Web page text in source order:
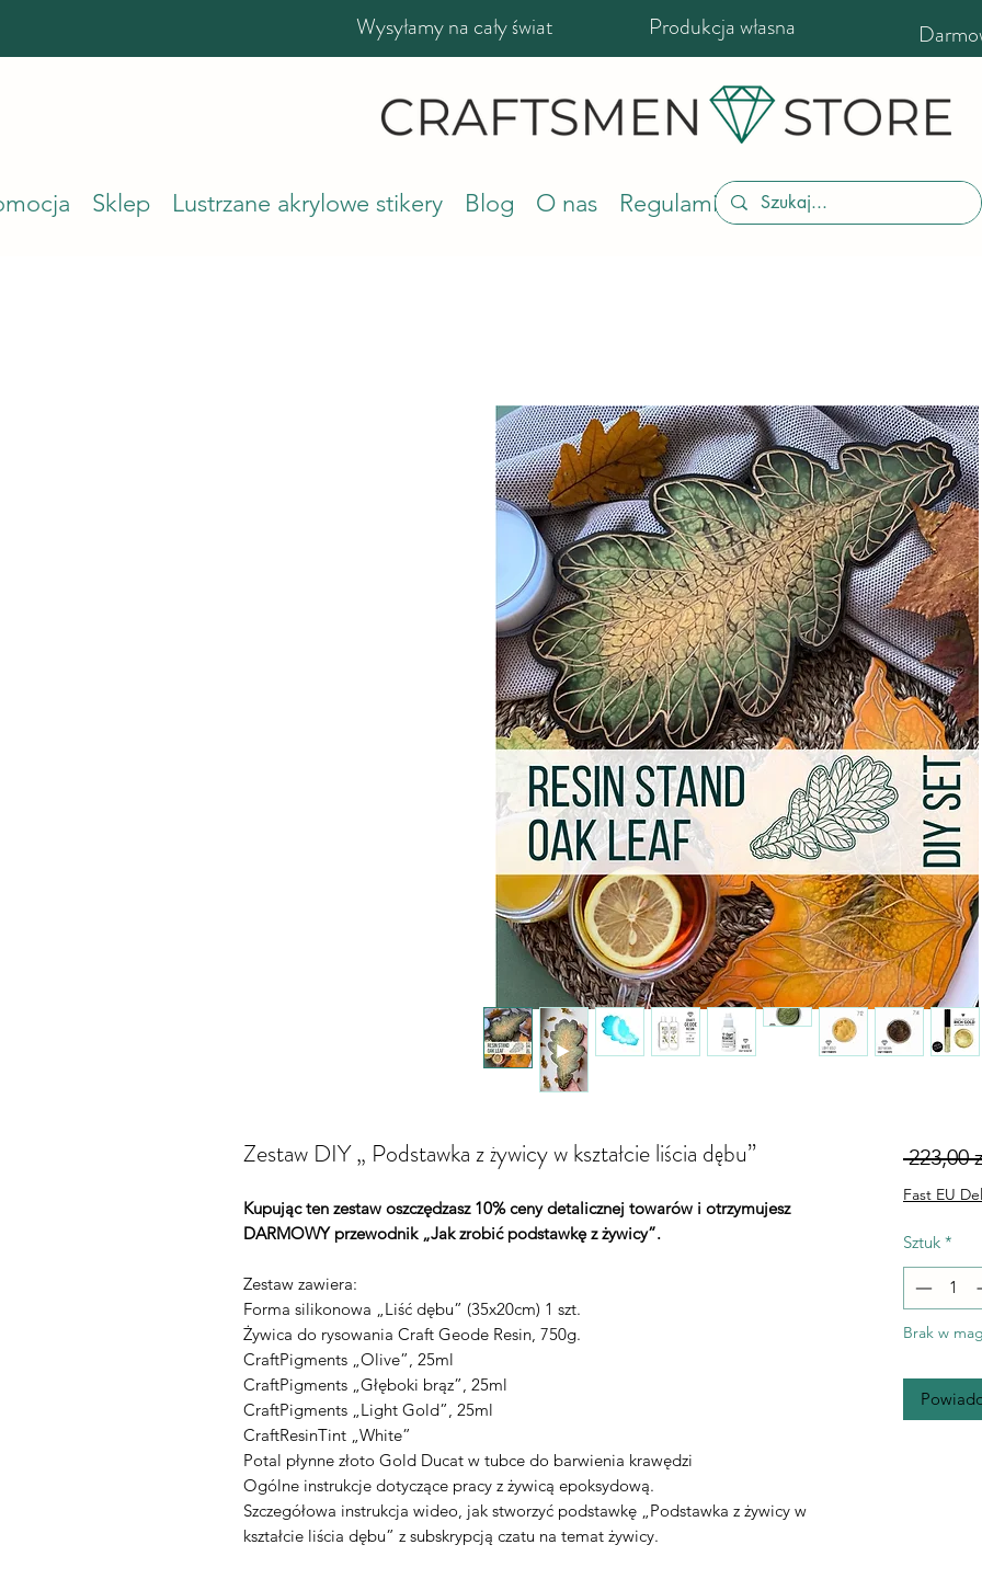
Wysyłamy na cały świat Produkcja własna
Sklep Lustrzane akrylowe stikery Blog O nas Regulamin sklepu
Zestaw DIY „ Podstawka z żywicy w kształcie liścia dębu”
Kupując ten zestaw oszczędzasz 10% ceny detalicznej towarów i otrzymujesz
DARMOWY przewodnik „Jak zrobić podstawkę z żywicy”.
Zestaw zawiera:
Forma silikonowa „Liść dębu” (35x20cm) 1 szt.
Żywica do rysowania Craft Geode Resin, 750g.
CraftPigments „Olive”, 25ml
CraftPigments „Głęboki brąz”, 25ml
CraftPigments „Light Gold”, 25ml
CraftResinTint „White”
Potal płynne złoto Gold Ducat w tubce do barwienia krawędzi
Ogólne instrukcje dotyczące pracy z żywicą epoksydową.
Szczegółowa instrukcja wideo, jak stworzyć podstawkę „Podstawka z żywicy w
kształcie liścia dębu” z subskrypcją czatu na temat żywicy.
223,00
Fast EU
Sztuk *
Brak w